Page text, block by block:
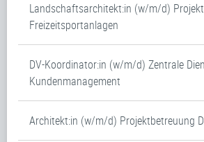
Landschaftsarchitekt:in (w/m/d)
Freizeitsportanlagen
DV-Koordinator:in (w/m/d) Zentrale
Kundenmanagement
Architekt:in (w/m/d) Projektbetreuung